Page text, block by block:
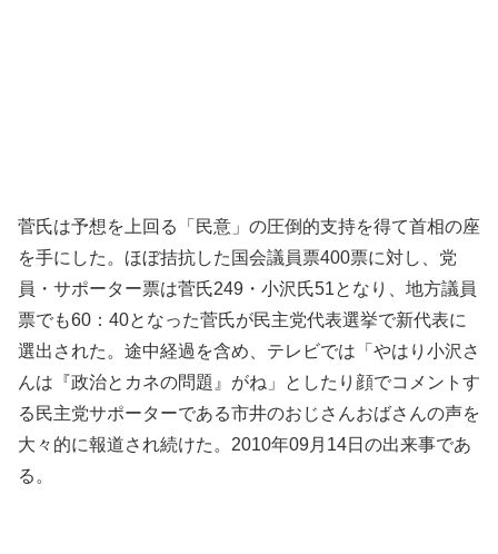
菅氏は予想を上回る「民意」の圧倒的支持を得て首相の座
を手にした。ほぼ拮抗した国会議員票400票に対し、党
員・サポーター票は菅氏249・小沢氏51となり、地方議員
票でも60：40となった菅氏が民主党代表選挙で新代表に
選出された。途中経過を含め、テレビでは「やはり小沢さ
んは『政治とカネの問題』がね」としたり顔でコメントす
る民主党サポーターである市井のおじさんおばさんの声を
大々的に報道され続けた。2010年09月14日の出来事であ
る。